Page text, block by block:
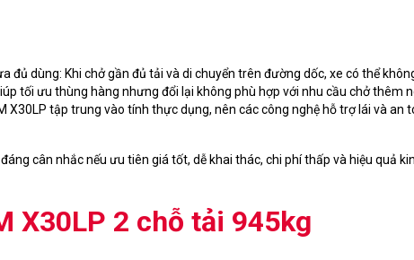
đủ dùng: Khi chở gần đủ tải và di chuyển trên đường dốc, xe có thể
tối ưu thùng hàng nhưng đổi lại không phù hợp với nhu cầu chở thêm
X30LP tập trung vào tính thực dụng, nên các công nghệ hỗ trợ lái và
cân nhắc nếu ưu tiên giá tốt, dễ khai thác, chi phí thấp và hiệu quả
X30LP 2 chỗ tải 945kg